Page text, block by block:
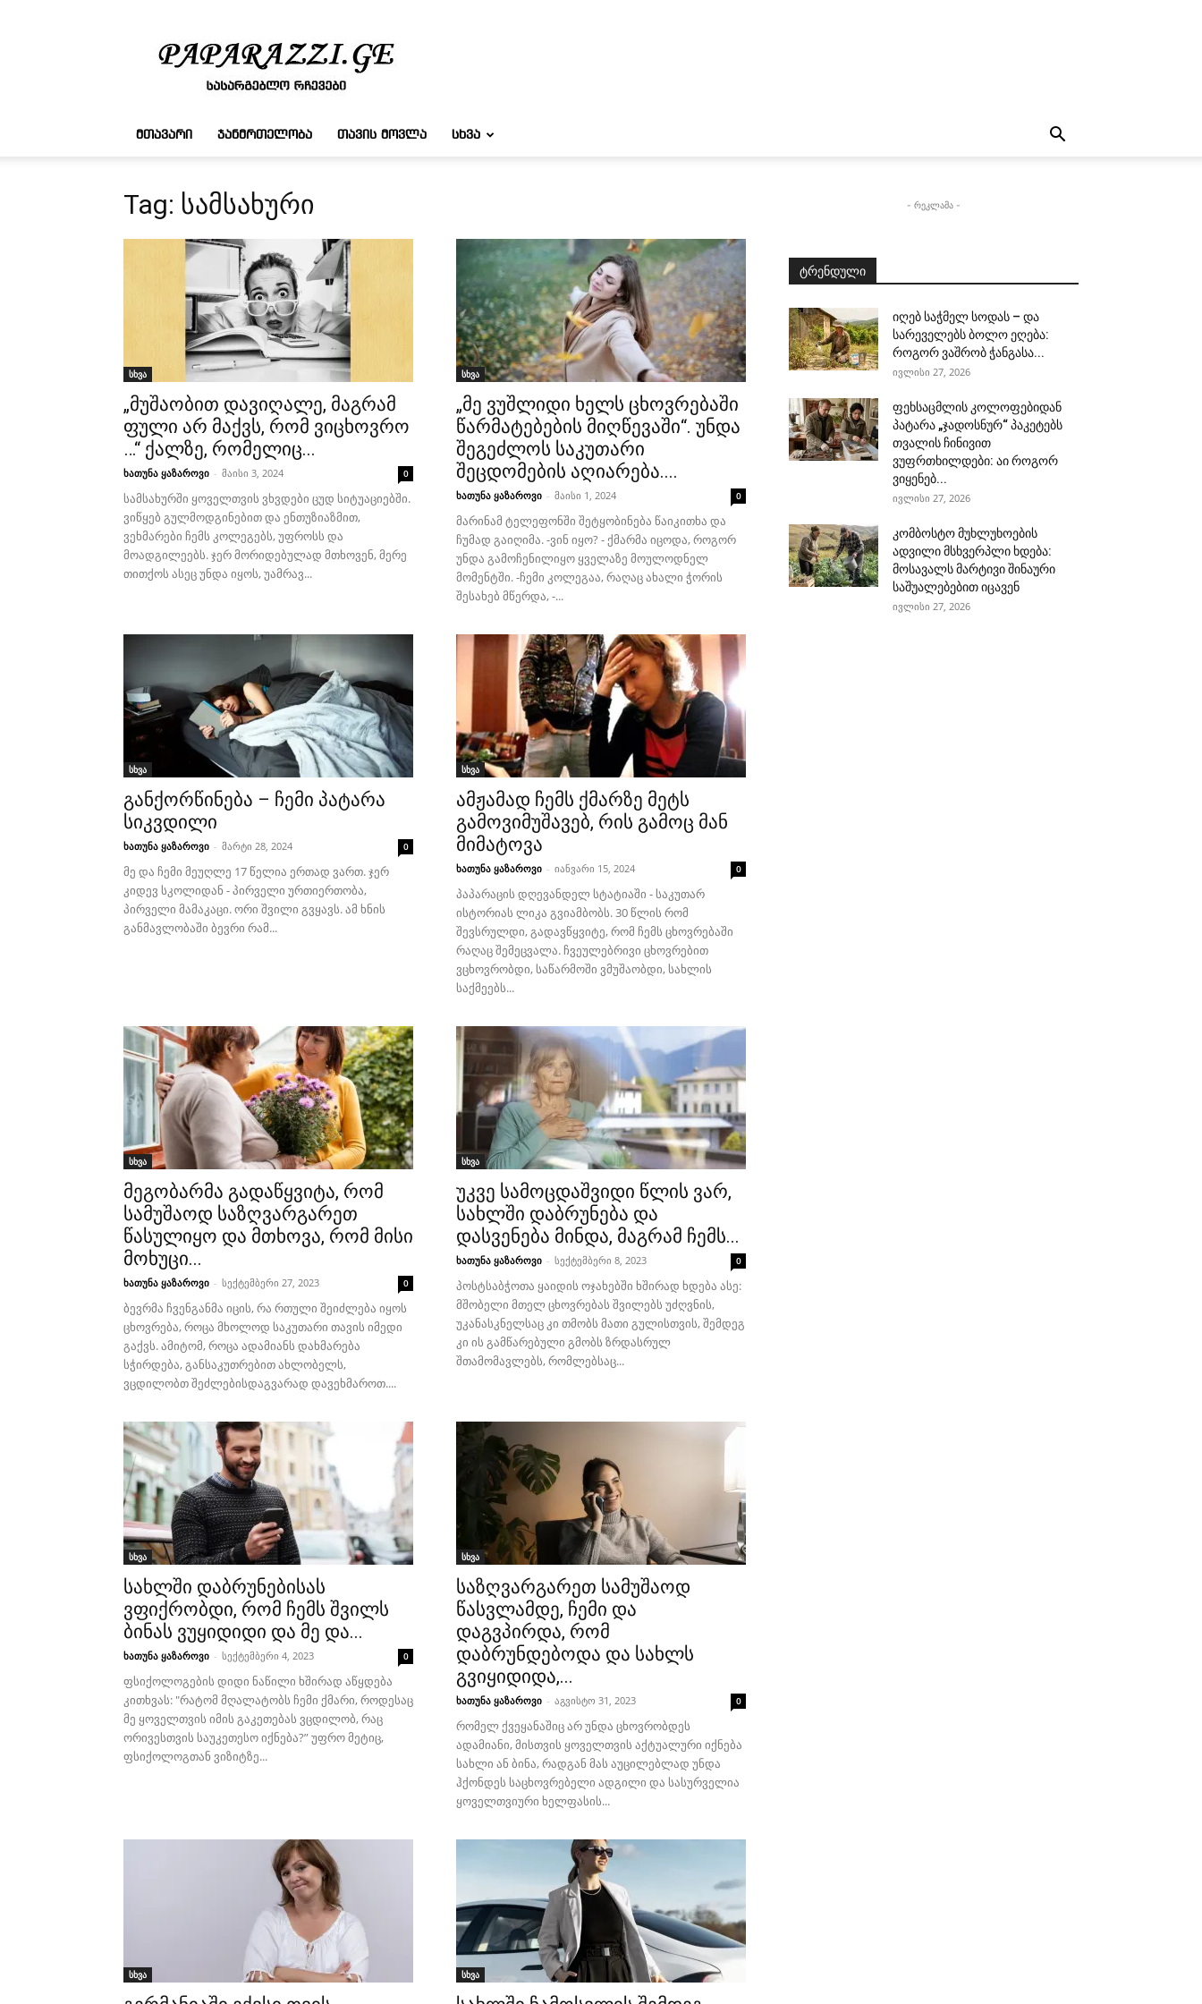
რჩევები
ᲛᲗᲐᲕᲐᲠᲘ ᲯᲐᲜᲛᲠᲗᲔᲚᲝᲑᲐ ᲗᲐᲕᲘᲡ ᲛᲝᲕᲚᲐ ᲡᲮᲕᲐ
Tag: სამსახური
სხვა
„მუშაობით დავიღალე, მაგრამ
ფული არ მაქვს, რომ ვიცხოვრო
…“ ქალზე, რომელიც...
ხათუნა ყაზაროვი - მაისი 3, 2024 0
სამსახურში ყოველთვის ვხვდები ცუდ სიტუაციებში.
ვიწყებ გულმოდგინებით და ენთუზიაზმით,
ვეხმარები ჩემს კოლეგებს, უფროსს და
მოადგილეებს. ჯერ მორიდებულად მთხოვენ, მერე
თითქოს ასეც უნდა იყოს, უამრავ...
სხვა
„მე ვუშლიდი ხელს ცხოვრებაში
წარმატებების მიღწევაში“. უნდა
შეგეძლოს საკუთარი
შეცდომების აღიარება....
ხათუნა ყაზაროვი - მაისი 1, 2024 0
მარინამ ტელეფონში შეტყობინება წაიკითხა და
ჩუმად გაიღიმა. -ვინ იყო? - ქმარმა იცოდა, როგორ
უნდა გამოჩენილიყო ყველაზე მოულოდნელ
მომენტში. -ჩემი კოლეგაა, რაღაც ახალი ჭორის
შესახებ მწერდა, -...
სხვა
განქორწინება – ჩემი პატარა
სიკვდილი
ხათუნა ყაზაროვი - მარტი 28, 2024 0
მე და ჩემი მეუღლე 17 წელია ერთად ვართ. ჯერ
კიდევ სკოლიდან - პირველი ურთიერთობა,
პირველი მამაკაცი. ორი შვილი გვყავს. ამ ხნის
განმავლობაში ბევრი რამ...
სხვა
ამჟამად ჩემს ქმარზე მეტს
გამოვიმუშავებ, რის გამოც მან
მიმატოვა
ხათუნა ყაზაროვი - იანვარი 15, 2024 0
პაპარაცის დღევანდელ სტატიაში - საკუთარ
ისტორიას ლიკა გვიამბობს. 30 წლის რომ
შევსრულდი, გადავწყვიტე, რომ ჩემს ცხოვრებაში
რაღაც შემეცვალა. ჩვეულებრივი ცხოვრებით
ვცხოვრობდი, საწარმოში ვმუშაობდი, სახლის
საქმეებს...
სხვა
მეგობარმა გადაწყვიტა, რომ
სამუშაოდ საზღვარგარეთ
წასულიყო და მთხოვა, რომ მისი
მოხუცი...
ხათუნა ყაზაროვი - სექტემბერი 27, 2023 0
ბევრმა ჩვენგანმა იცის, რა რთული შეიძლება იყოს
ცხოვრება, როცა მხოლოდ საკუთარი თავის იმედი
გაქვს. ამიტომ, როცა ადამიანს დახმარება
სჭირდება, განსაკუთრებით ახლობელს,
ვცდილობთ შეძლებისდაგვარად დავეხმაროთ....
სხვა
უკვე სამოცდაშვიდი წლის ვარ,
სახლში დაბრუნება და
დასვენება მინდა, მაგრამ ჩემს...
ხათუნა ყაზაროვი - სექტემბერი 8, 2023 0
პოსტსაბჭოთა ყაიდის ოჯახებში ხშირად ხდება ასე:
მშობელი მთელ ცხოვრებას შვილებს უძღვნის,
უკანასკნელსაც კი თმობს მათი გულისთვის, შემდეგ
კი ის გამწარებული გმობს ზრდასრულ
შთამომავლებს, რომლებსაც...
სხვა
სახლში დაბრუნებისას
ვფიქრობდი, რომ ჩემს შვილს
ბინას ვუყიდიდი და მე და...
ხათუნა ყაზაროვი - სექტემბერი 4, 2023 0
ფსიქოლოგების დიდი ნაწილი ხშირად აწყდება
კითხვას: "რატომ მღალატობს ჩემი ქმარი, როდესაც
მე ყოველთვის იმის გაკეთებას ვცდილობ, რაც
ორივესთვის საუკეთესო იქნება?” უფრო მეტიც,
ფსიქოლოგთან ვიზიტზე...
სხვა
საზღვარგარეთ სამუშაოდ
წასვლამდე, ჩემი და
დაგვპირდა, რომ
დაბრუნდებოდა და სახლს
გვიყიდიდა,...
ხათუნა ყაზაროვი - აგვისტო 31, 2023 0
რომელ ქვეყანაშიც არ უნდა ცხოვრობდეს
ადამიანი, მისთვის ყოველთვის აქტუალური იქნება
სახლი ან ბინა, რადგან მას აუცილებლად უნდა
ჰქონდეს საცხოვრებელი ადგილი და სასურველია
ყოველთვიური ხელფასის...
სხვა სხვა
- რეკლამა -
ტრენდული
იღებ საჭმელ სოდას – და
სარეველებს ბოლო ეღება:
როგორ ვაშრობ ჭანგასა...
ივლისი 27, 2026
ფეხსაცმლის კოლოფებიდან
პატარა „ჯადოსნურ“ პაკეტებს
თვალის ჩინივით
ვუფრთხილდები: აი როგორ
ვიყენებ...
ივლისი 27, 2026
კომბოსტო მუხლუხოების
ადვილი მსხვერპლი ხდება:
მოსავალს მარტივი შინაური
საშუალებებით იცავენ
ივლისი 27, 2026